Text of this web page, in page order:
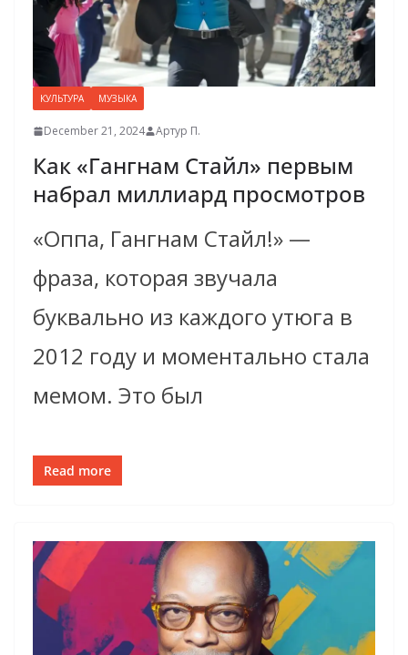
КУЛЬТУРА МУЗЫКА
December 21, 2024 Артур П.
Как «Гангнам Стайл» первым
набрал миллиард просмотров
«Оппа, Гангнам Стайл!» —
фраза, которая звучала
буквально из каждого утюга в
2012 году и моментально стала
мемом. Это был
Read more